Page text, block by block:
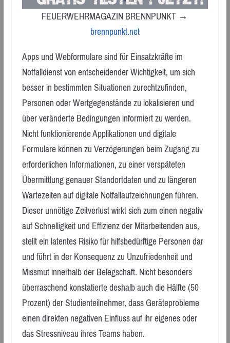
FEUERWEHRMAGAZIN BRENNPUNKT →
brennpunkt.net
Apps und Webformulare sind für Einsatzkräfte im
Notfalldienst von entscheidender Wichtigkeit, um sich
besser in bestimmten Situationen zurechtzufinden,
Personen oder Wertgegenstände zu lokalisieren und
über veränderte Bedingungen informiert zu werden.
Nicht funktionierende Applikationen und digitale
Formulare können zu Verzögerungen beim Zugang zu
erforderlichen Informationen, zu einer verspäteten
Übermittlung genauer Standortdaten und zu längeren
Wartezeiten auf digitale Notfallaufzeichnungen führen.
Dieser unnötige Zeitverlust wirkt sich zum einen negativ
auf Schnelligkeit und Effizienz der Mitarbeitenden aus,
stellt ein latentes Risiko für hilfsbedürftige Personen dar
und führt in der Konsequenz zu Unzufriedenheit und
Missmut innerhalb der Belegschaft. Nicht besonders
überraschend konstatierte deshalb auch die Hälfte (50
Prozent) der Studienteilnehmer, dass Geräteprobleme
einen direkten negativen Einfluss auf ihr eigenes oder
das Stressniveau ihres Teams haben.